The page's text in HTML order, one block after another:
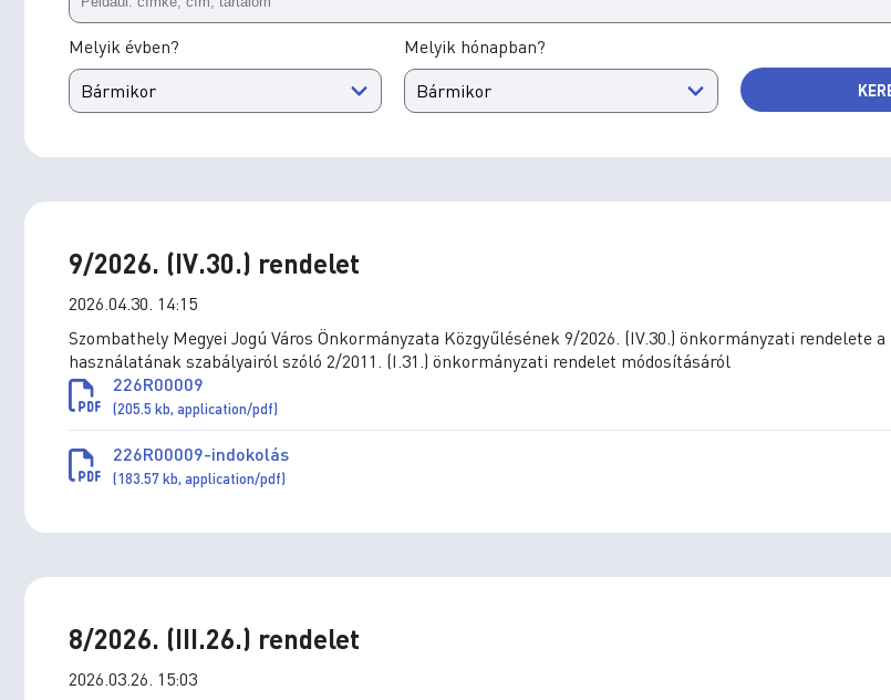
Melyik évben? Melyik hónapban?
9/2026. (IV.30.) rendelet
2026.04.30. 14:15
Szombathely Megyei Jogú Város Önkormányzata Közgyűlésének 9/2026. (IV.30.) önkormányzati rendelete
használatának szabályairól szóló 2/2011. (I.31.) önkormányzati rendelet módosításáról
226R00009
(205.5 kb, application/pdf)
226R00009-indokolás
(183.57 kb, application/pdf)
8/2026. (III.26.) rendelet
2026.03.26. 15:03